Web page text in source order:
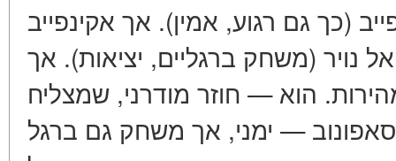
(כך גם רגוע, אמין). אך אקינפייב
נויר (משחק ברגליים, יציאות). אך
הוא — חוזר מודרני, שמצליח
— ימני, אך משחק גם ברגל